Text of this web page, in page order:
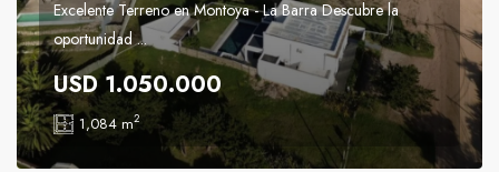
Excelente Terreno en Montoya - La Barra Descubre la
oportunidad ...
USD 1.050.000
1,084 m2